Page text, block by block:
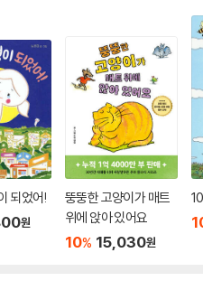
부드러워졌습니다. 수십 년 동안
단한 책이에요! 어렸을 때 이 책을
어른들도 공감할 수 있는 내용이
되었어!
원
뚱뚱한 고양이가 매트
위에 앉아 있어요
10% 15,030원